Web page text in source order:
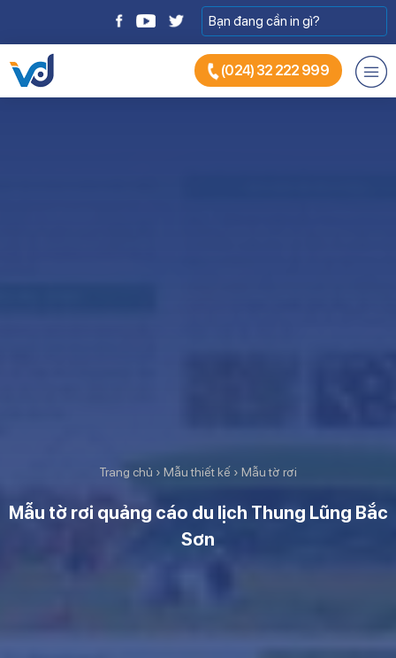
(024) 32 222 999
Trang chủ › Mẫu thiết kế › Mẫu tờ rơi
Mẫu tờ rơi quảng cáo du lịch Thung Lũng Bắc
Sơn